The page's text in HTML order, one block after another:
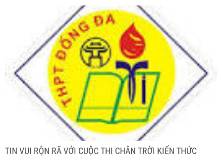
TIN VUI RỘN RÃ VỚI CUỘC THI CHÂN TRỜI KIẾN THỨC